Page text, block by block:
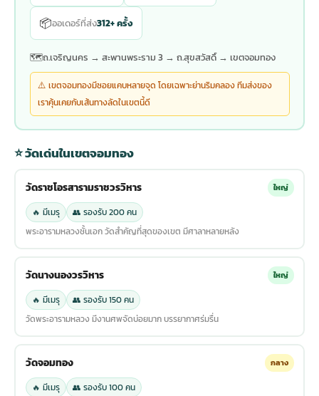
📦ออเดอร์ที่ส่ง312+ ครั้ง
🗺ถ.เจริญนคร → สะพานพระราม 3 → ถ.สุขสวัสดิ์ → เขตจอมทอง
⚠️ เขตจอมทองมีซอยแคบหลายจุด โดยเฉพาะย่านริมคลอง ทีมส่งของ
เราคุ้นเคยกับเส้นทางลัดในเขตนี้ดี
⭐ วัดเด่นในเขตจอมทอง
วัดราชโอรสารามราชวรวิหาร ใหญ่
🔥 มีเมรุ
👥 รองรับ 200 คน
พระอารามหลวงชั้นเอก วัดสำคัญที่สุดของเขต มีศาลาหลายหลัง
วัดนางนองวรวิหาร ใหญ่
🔥 มีเมรุ
👥 รองรับ 150 คน
วัดพระอารามหลวง มีงานศพจัดบ่อยมาก บรรยากาศร่มรื่น
วัดจอมทอง กลาง
🔥 มีเมรุ
👥 รองรับ 100 คน